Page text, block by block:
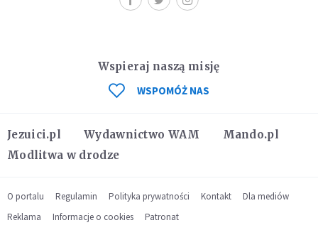
Jezuici.pl Wydawnictwo WAM
Mando.pl
Modlitwa w drodze
Wspieraj naszą misję
WSPOMÓŻ NAS
O portalu Regulamin Polityka prywatności Kontakt
Dla mediów
Reklama
Informacje o cookies Patronat